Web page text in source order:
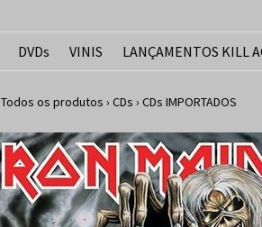
DVDs VINIS LANÇAMENTOS KILL
Todos os produtos › CDs › CDs IMPORTADOS